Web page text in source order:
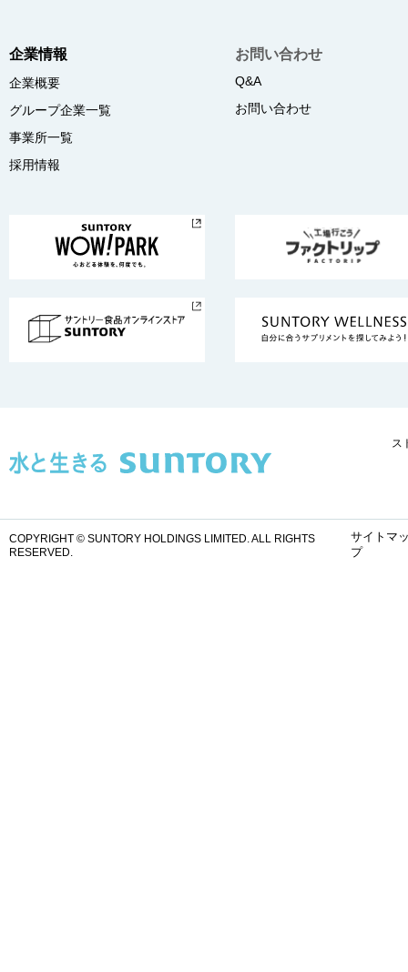
企業情報
企業概要
グループ企業一覧
事業所一覧
採用情報
お問い合わせ
Q&A
お問い合わせ
ス
COPYRIGHT © SUNTORY HOLDINGS LIMITED. ALL RIGHTS
RESERVED.
サイトマ
プ